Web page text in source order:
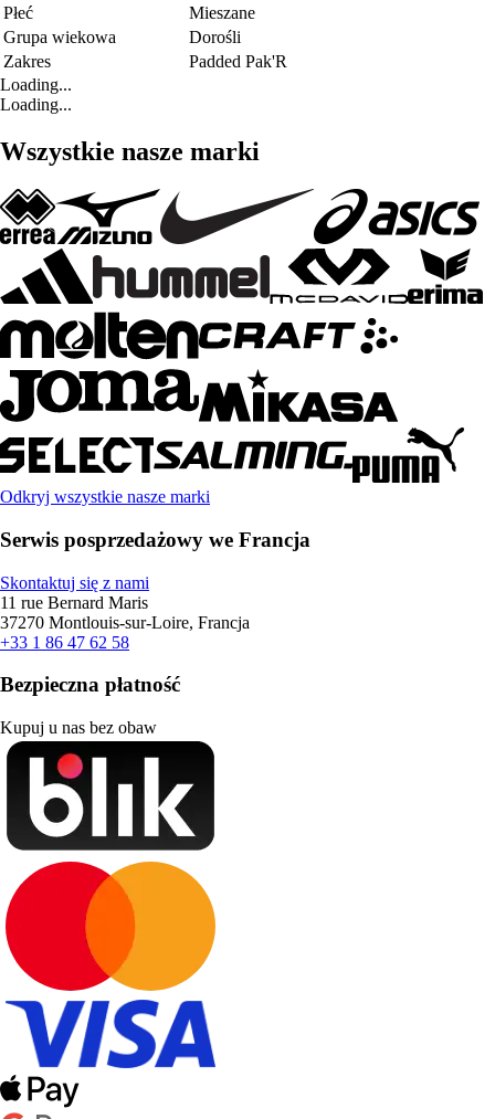
Płeć
Mieszane
Grupa wiekowa
Dorośli
Zakres
Padded Pak'R
Loading...
Loading...
Wszystkie nasze marki
Odkryj wszystkie nasze marki
Serwis posprzedażowy we Francja
Skontaktuj się z nami
11 rue Bernard Maris
37270 Montlouis-sur-Loire, Francja
+33 1 86 47 62 58
Bezpieczna płatność
Kupuj u nas bez obaw